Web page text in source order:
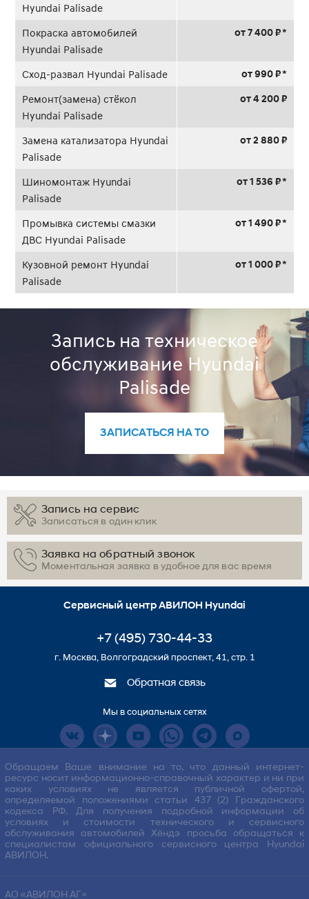
Hyundai Palisade
Покраска автомобилей
Hyundai Palisade
от 7 400 ₽ *
Сход-развал Hyundai Palisade от 990 ₽ *
Ремонт(замена) стёкол
Hyundai Palisade
от 4 200 ₽
Замена катализатора Hyundai
Palisade
от 2 880 ₽
Шиномонтаж Hyundai
Palisade
от 1 536 ₽ *
Промывка системы смазки
ДВС Hyundai Palisade
от 1 490 ₽ *
Кузовной ремонт Hyundai
Palisade
от 1 000 ₽ *
Запись на техническое
обслуживание Hyundai
Palisade
ЗАПИСАТЬСЯ НА ТО
Запись на сервис
Записаться в один клик
Заявка на обратный звонок
Моментальная заявка в удобное для вас время
Сервисный центр АВИЛОН Hyundai
+7 (495) 730-44-33
г. Москва, Волгоградский проспект, 41, стр. 1
Обратная связь
Мы в социальных сетях
Обращаем Ваше внимание на то, что данный интернет-
ресурс носит информационно-справочный характер и ни при
каких условиях не является публичной офертой,
определяемой положениями статьи 437 (2) Гражданского
кодекса РФ. Для получения подробной информации об
условиях и стоимости технического и сервисного
обслуживания автомобилей Хёндэ просьба обращаться к
специалистам официального сервисного центра Hyundai
АВИЛОН.
АО «АВИЛОН АГ»